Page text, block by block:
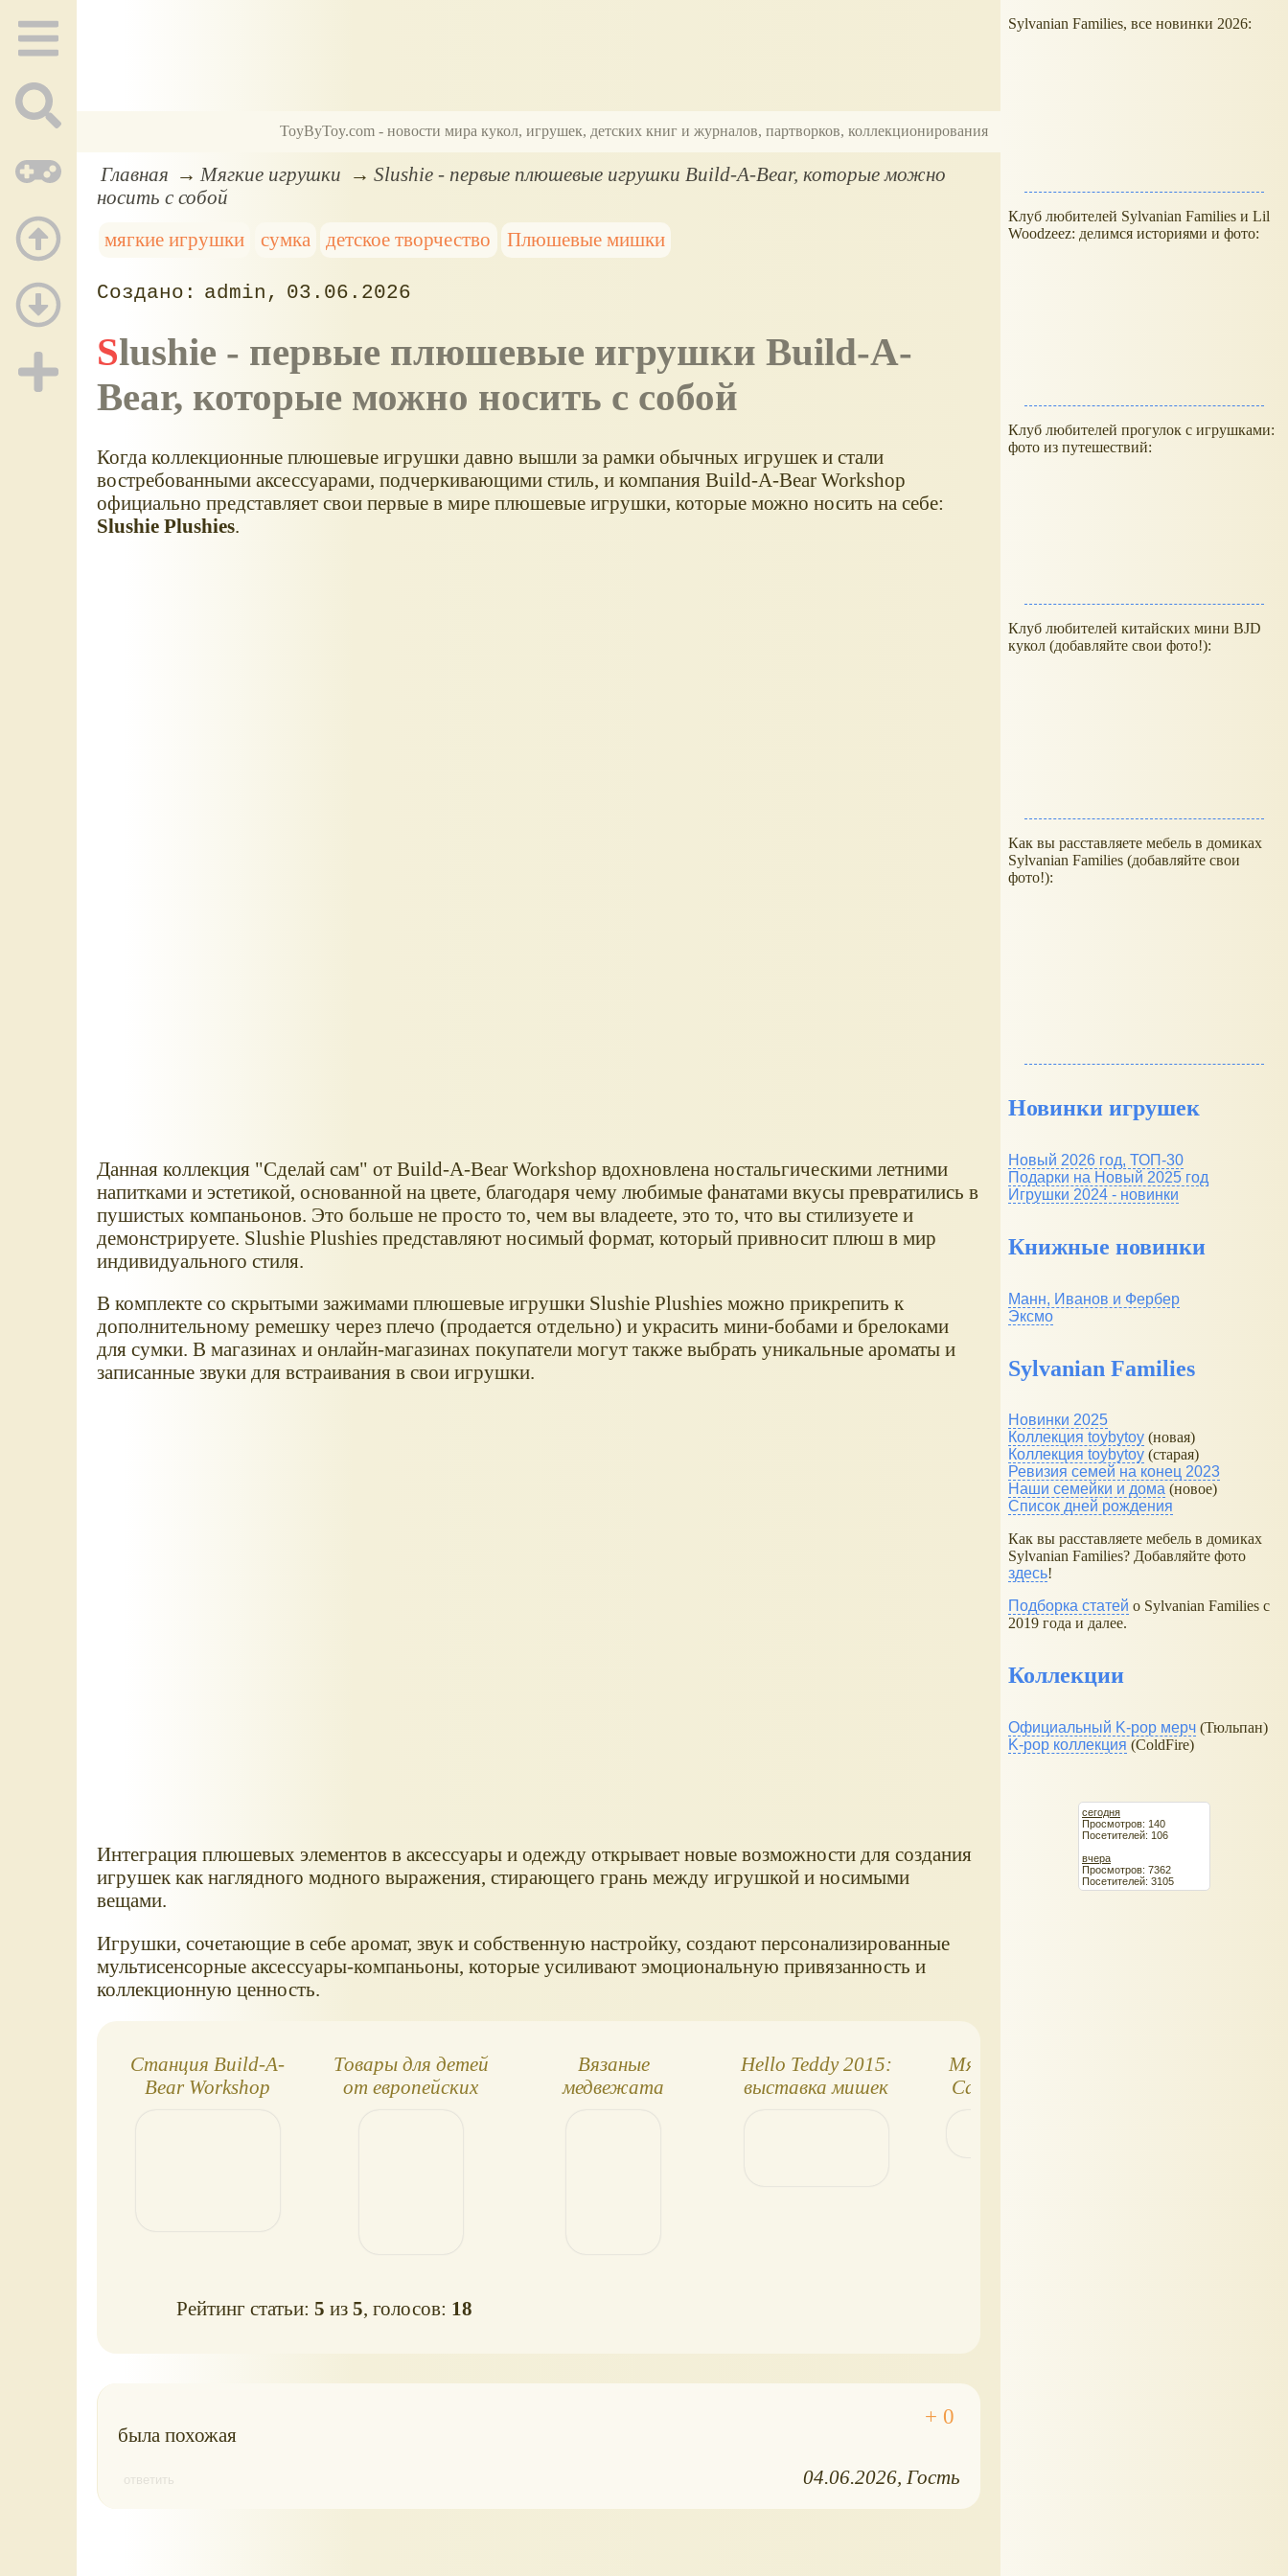
ToyByToy.com - новости мира кукол, игрушек, детских книг и журналов, партворков, коллекционирования
Главная Мягкие игрушки
Slushie - первые плюшевые игрушки Build-A-Bear, которые можно
носить с собой
мягкие игрушки
сумка детское творчество Плюшевые мишки
admin 03.06.2026
Slushie - первые плюшевые игрушки Build-A-
Bear, которые можно носить с собой
Когда коллекционные плюшевые игрушки давно вышли за рамки обычных игрушек и стали
востребованными аксессуарами, подчеркивающими стиль, и компания Build-A-Bear Workshop
официально представляет свои первые в мире плюшевые игрушки, которые можно носить на себе:
Slushie Plushies.
Данная коллекция "Сделай сам" от Build-A-Bear Workshop вдохновлена ностальгическими летними
напитками и эстетикой, основанной на цвете, благодаря чему любимые фанатами вкусы превратились в
пушистых компаньонов. Это больше не просто то, чем вы владеете, это то, что вы стилизуете и
демонстрируете. Slushie Plushies представляют носимый формат, который привносит плюш в мир
индивидуального стиля.
В комплекте со скрытыми зажимами плюшевые игрушки Slushie Plushies можно прикрепить к
дополнительному ремешку через плечо (продается отдельно) и украсить мини-бобами и брелоками
для сумки. В магазинах и онлайн-магазинах покупатели могут также выбрать уникальные ароматы и
записанные звуки для встраивания в свои игрушки.
Интеграция плюшевых элементов в аксессуары и одежду открывает новые возможности для создания
игрушек как наглядного модного выражения, стирающего грань между игрушкой и носимыми
вещами.
Игрушки, сочетающие в себе аромат, звук и собственную настройку, создают персонализированные
мультисенсорные аксессуары-компаньоны, которые усиливают эмоциональную привязанность и
коллекционную ценность.
Станция Build-A-
Bear Workshop
Товары для детей
от европейских
Вязаные
медвежата
Hello Teddy 2015:
выставка мишек
Мягкие игрушки
Candy Bears от
Рейтинг статьи:5 из5, голосов: 18
была похожая
ответить 04.06.2026 Гость
Sylvanian Families, все новинки 2026:
Клуб любителей Sylvanian Families и Lil
Woodzeez: делимся историями и фото:
Клуб любителей прогулок с игрушками:
фото из путешествий:
Клуб любителей китайских мини BJD
кукол (добавляйте свои фото!):
Как вы расставляете мебель в домиках
Sylvanian Families (добавляйте свои
фото!):
Новинки игрушек
Новый 2026 год, ТОП-30
Подарки на Новый 2025 год
Игрушки 2024 - новинки
Книжные новинки
Манн, Иванов и Фербер
Эксмо
Sylvanian Families
Новинки 2025
Коллекция toybytoy (новая)
Коллекция toybytoy (старая)
Ревизия семей на конец 2023
Наши семейки и дома (новое)
Список дней рождения
Как вы расставляете мебель в домиках
Sylvanian Families? Добавляйте фото
здесь!
Подборка статей о Sylvanian Families с
2019 года и далее.
Коллекции
Официальный K-pop мерч (Тюльпан)
K-pop коллекция (ColdFire)
сегодня
Просмотров: 140
Посетителей: 106
вчера
Просмотров: 7362
Посетителей: 3105